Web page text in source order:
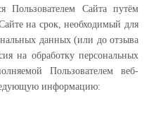
Пользователем Сайта путём
на срок, необходимый для
данных (или до отзыва
на обработку персональных
Пользователем веб-
информацию: